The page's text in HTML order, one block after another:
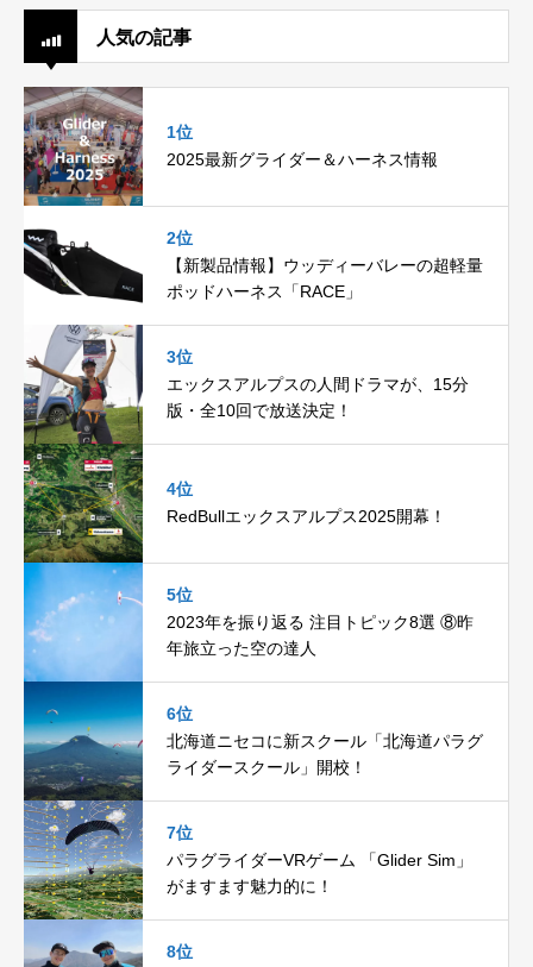
人気の記事
1位
2025最新グライダー＆ハーネス情報
2位
【新製品情報】ウッディーバレーの超軽量
ポッドハーネス「RACE」
3位
エックスアルプスの人間ドラマが、15分
版・全10回で放送決定！
4位
RedBullエックスアルプス2025開幕！
5位
2023年を振り返る 注目トピック8選 ⑧昨
年旅立った空の達人
6位
北海道ニセコに新スクール「北海道パラグ
ライダースクール」開校！
7位
パラグライダーVRゲーム 「Glider Sim」
がますます魅力的に！
8位